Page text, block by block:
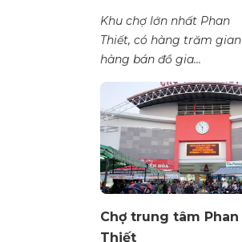
Khu chợ lớn nhất Phan
Thiết, có hàng trăm gian
hàng bán đồ gia...
Chợ trung tâm Phan
Thiết